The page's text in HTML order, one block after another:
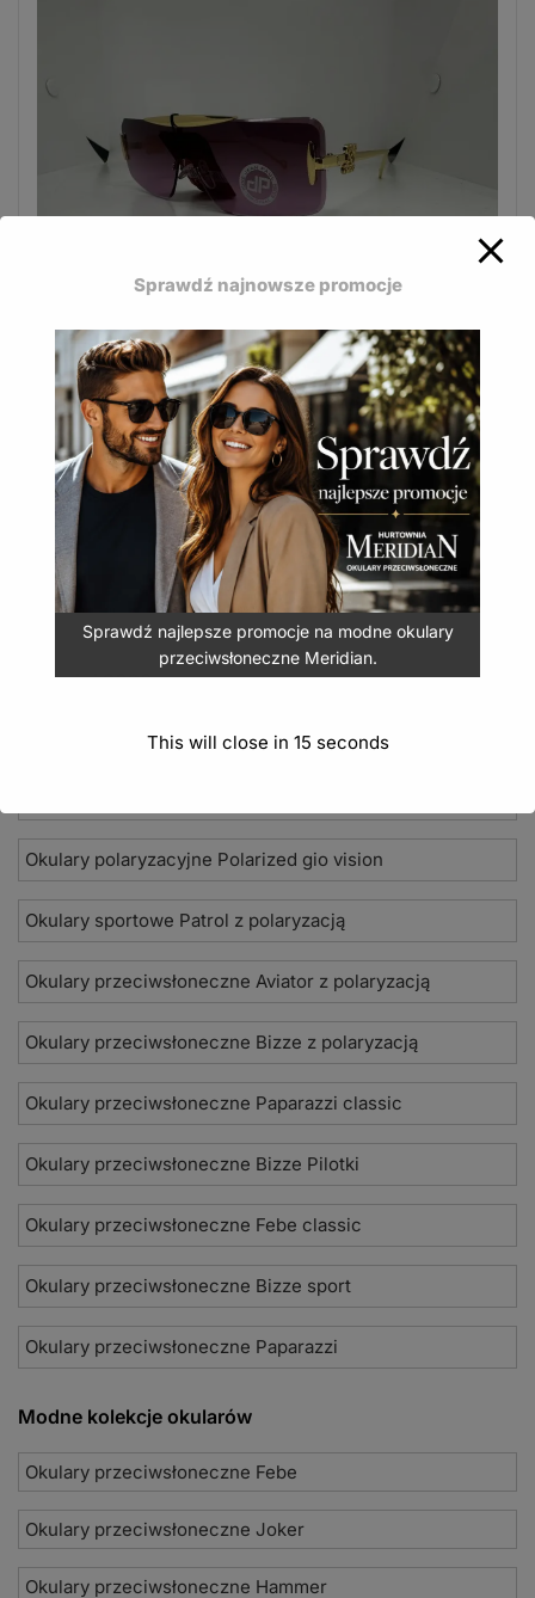
z wygodą użytkowania.
JP-623 C
16,50zł (20,30zł z VAT)
DODAJ DO KOSZYKA
Nowości 2026
Okulary przeciwsłoneczne Seevision
Okulary polaryzacyjne Polarized gio vision
Okulary sportowe Patrol z polaryzacją
Okulary przeciwsłoneczne Aviator z polaryzacją
Okulary przeciwsłoneczne Bizze z polaryzacją
Okulary przeciwsłoneczne Paparazzi classic
Okulary przeciwsłoneczne Bizze Pilotki
Okulary przeciwsłoneczne Febe classic
Okulary przeciwsłoneczne Bizze sport
Okulary przeciwsłoneczne Paparazzi
Modne kolekcje okularów
Okulary przeciwsłoneczne Febe
Okulary przeciwsłoneczne Joker
Okulary przeciwsłoneczne Hammer
Sprawdź najnowsze promocje
Sprawdź najlepsze promocje na modne okulary
przeciwsłoneczne Meridian.
This will close in 15 seconds